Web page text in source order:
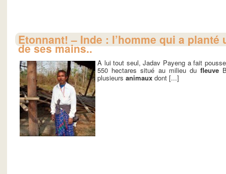
Etonnant! – Inde : l’homme qui a planté
de ses mains..
A lui tout seul, Jadav Payeng a fait
550 hectares situé au milieu dufleuve
plusieursanimaux dont [...]